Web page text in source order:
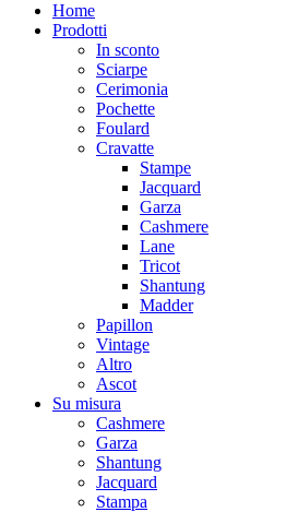
Home
Prodotti
In sconto
Sciarpe
Cerimonia
Pochette
Foulard
Cravatte
Stampe
Jacquard
Garza
Cashmere
Lane
Tricot
Shantung
Madder
Papillon
Vintage
Altro
Ascot
Su misura
Cashmere
Garza
Shantung
Jacquard
Stampa